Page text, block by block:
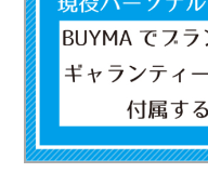
実録！海外ショップで買っ
海外SHOP LIST